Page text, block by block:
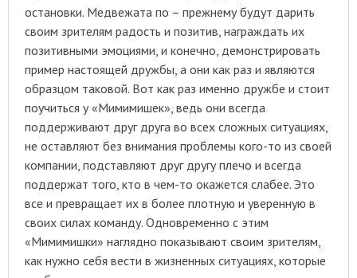
остановки. Медвежата по – прежнему будут дарить
своим зрителям радость и позитив, награждать их
позитивными эмоциями, и конечно, демонстрировать
пример настоящей дружбы, а они как раз и являются
образцом таковой. Вот как раз именно дружбе и стоит
поучиться у «Мимимишек», ведь они всегда
поддерживают друг друга во всех сложных ситуациях,
не оставляют без внимания проблемы кого-то из своей
компании, подставляют друг другу плечо и всегда
поддержат того, кто в чем-то окажется слабее. Это
все и превращает их в более плотную и уверенную в
своих силах команду. Одновременно с этим
«Мимимишки» наглядно показывают своим зрителям,
как нужно себя вести в жизненных ситуациях, которые